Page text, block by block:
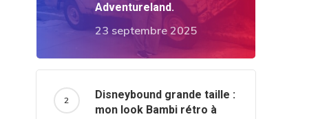
Adventureland.
23 septembre 2025
Disneybound grande taille :
mon look Bambi rétro à